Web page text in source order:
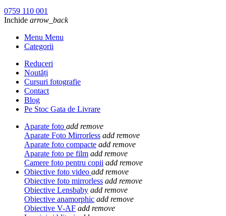
0759 110 001
Inchide arrow_back
Menu Menu
Categorii
Reduceri
Noutăți
Cursuri fotografie
Contact
Blog
Pe Stoc Gata de Livrare
Aparate foto add remove
Aparate Foto Mirrorless add remove
Aparate foto compacte add remove
Aparate foto pe film add remove
Camere foto pentru copii add remove
Obiective foto video add remove
Obiective foto mirrorless add remove
Obiective Lensbaby add remove
Obiective anamorphic add remove
Obiective V-AF add remove